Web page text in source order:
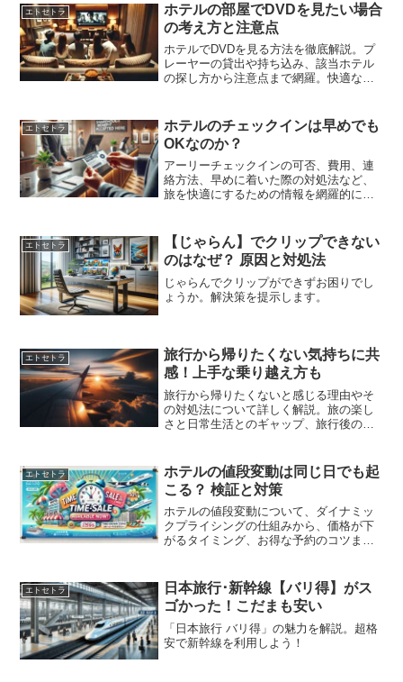
エトセトラ
ホテルの部屋でDVDを見たい場合
の考え方と注意点
ホテルでDVDを見る方法を徹底解説。プ
レーヤーの貸出や持ち込み、該当ホテル
の探し方から注意点まで網羅。快適な鑑
エトセトラ
ホテルのチェックインは早めでも
OKなのか？
アーリーチェックインの可否、費用、連
絡方法、早めに着いた際の対処法など、
旅を快適にするための情報を網羅的に解
エトセトラ
【じゃらん】でクリップできない
のはなぜ？ 原因と対処法
じゃらんでクリップができずお困りでし
ょうか。解決策を提示します。
エトセトラ
旅行から帰りたくない気持ちに共
感！上手な乗り越え方も
旅行から帰りたくないと感じる理由やそ
の対処法について詳しく解説。旅の楽し
さと日常生活とのギャップ、旅行後の心
エトセトラ
ホテルの値段変動は同じ日でも起
こる？ 検証と対策
ホテルの値段変動について、ダイナミッ
クプライシングの仕組みから、価格が下
がるタイミング、お得な予約のコツまで
エトセトラ
日本旅行･新幹線【バリ得】がス
ゴかった！こだまも安い
「日本旅行 バリ得」の魅力を解説。超格
安で新幹線を利用しよう！